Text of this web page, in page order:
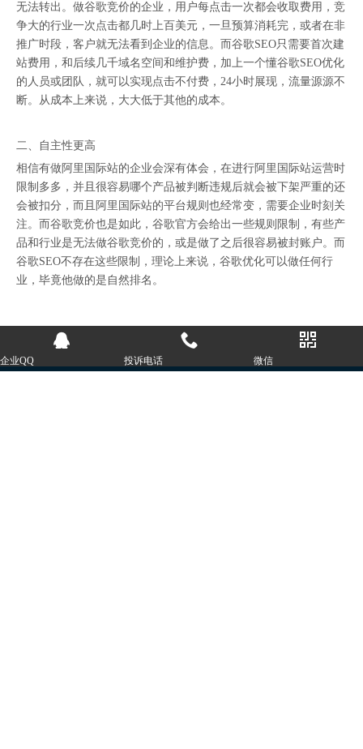
无法转出。做谷歌竞价的企业，用户每点击一次都会收取费用，竞
争大的行业一次点击都几时上百美元，一旦预算消耗完，或者在非
推广时段，客户就无法看到企业的信息。而谷歌SEO只需要首次建
站费用，和后续几千域名空间和维护费，加上一个懂谷歌SEO优化
的人员或团队，就可以实现点击不付费，24小时展现，流量源源不
断。从成本上来说，大大低于其他的成本。
二、自主性更高
相信有做阿里国际站的企业会深有体会，在进行阿里国际站运营时
限制多多，并且很容易哪个产品被判断违规后就会被下架严重的还
会被扣分，而且阿里国际站的平台规则也经常变，需要企业时刻关
注。而谷歌竞价也是如此，谷歌官方会给出一些规则限制，有些产
品和行业是无法做谷歌竞价的，或是做了之后很容易被封账户。而
谷歌SEO不存在这些限制，理论上来说，谷歌优化可以做任何行
业，毕竟他做的是自然排名。
企业QQ 投诉电话 微信